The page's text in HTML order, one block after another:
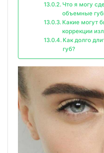
Что я могу
объемные
Какие могут
коррекции
Как долго
губ?